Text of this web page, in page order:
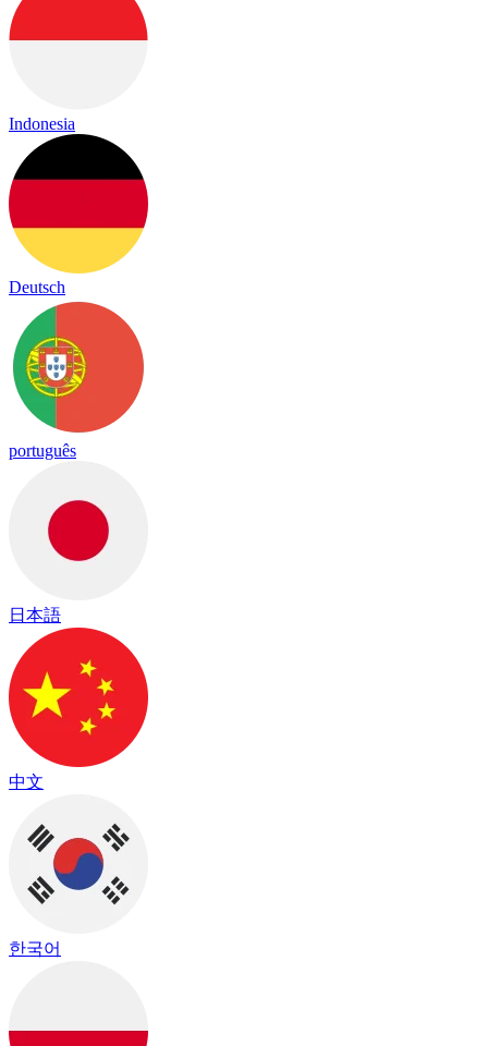
Indonesia
Deutsch
português
日本語
中文
한국어